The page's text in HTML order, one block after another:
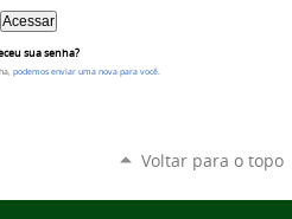
sua senha?
podemos enviar uma nova para você.
Voltar para o topo